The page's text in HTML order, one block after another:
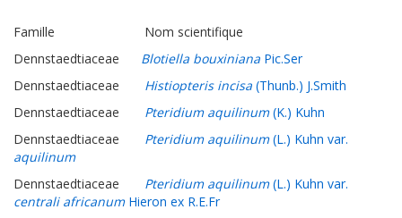
Famille Nom scientifique
Dennstaedtiaceae Blotiella bouxiniana Pic.Ser
Dennstaedtiaceae Histiopteris incisa (Thunb.) J.Smith
Dennstaedtiaceae Pteridium aquilinum(K.) Kuhn
Dennstaedtiaceae Pteridium aquilinum(L.) Kuhn var.
aquilinum
Dennstaedtiaceae
Pteridium aquilinum(L.) Kuhn var.
centrali africanumHieron ex R.E.Fr